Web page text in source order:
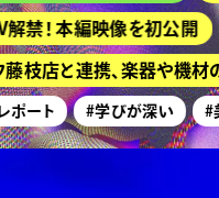
！ 本編映像を初公開
店と連携、楽器や機材の
ート #学びが深い #美